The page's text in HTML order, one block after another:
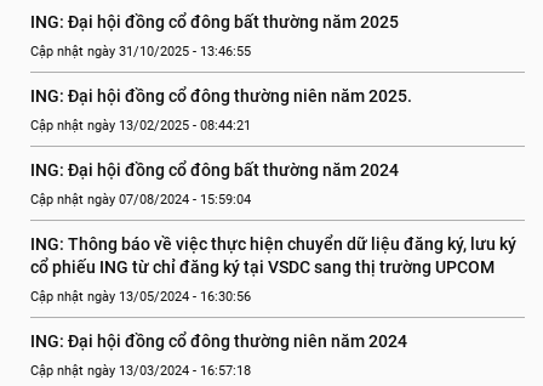
ING: Đại hội đồng cổ đông bất thường năm 2025
Cập nhật ngày 31/10/2025 - 13:46:55
ING: Đại hội đồng cổ đông thường niên năm 2025.
Cập nhật ngày 13/02/2025 - 08:44:21
ING: Đại hội đồng cổ đông bất thường năm 2024
Cập nhật ngày 07/08/2024 - 15:59:04
ING: Thông báo về việc thực hiện chuyển dữ liệu đăng ký, lưu ký
cổ phiếu ING từ chỉ đăng ký tại VSDC sang thị trường UPCOM
Cập nhật ngày 13/05/2024 - 16:30:56
ING: Đại hội đồng cổ đông thường niên năm 2024
Cập nhật ngày 13/03/2024 - 16:57:18